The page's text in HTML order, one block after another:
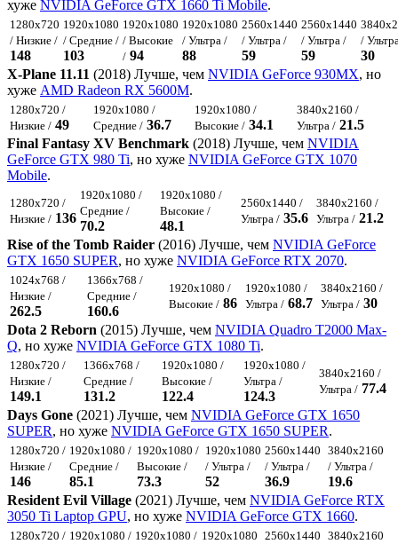
хуже NVIDIA GeForce GTX 1660 Ti Mobile.
1280x720
/ Низкие /
148
1920x1080
/ Средние /
103
1920x1080
/ Высокие
/ 94
1920x1080
/ Ультра /
88
2560x1440
/ Ультра /
59
2560x1440
/ Ультра /
59
/
30
X-Plane 11.11 (2018) Лучше, чем NVIDIA GeForce 930MX, но
хуже AMD Radeon RX 5600M.
1280x720 /
Низкие / 49
1920x1080 /
Средние / 36.7
1920x1080 /
Высокие / 34.1
3840x2160 /
Ультра / 21.5
Final Fantasy XV Benchmark (2018) Лучше, чем NVIDIA
GeForce GTX 980 Ti, но хуже NVIDIA GeForce GTX 1070
Mobile.
1280x720 /
Низкие / 136
1920x1080 /
Средние /
70.2
1920x1080 /
Высокие /
48.1
2560x1440 /
Ультра / 35.6
3840x2160 /
Ультра / 21.2
Rise of the Tomb Raider (2016) Лучше, чем NVIDIA GeForce
GTX 1650 SUPER, но хуже NVIDIA GeForce RTX 2070.
1024x768 /
Низкие /
262.5
1366x768 /
Средние /
160.6
1920x1080 /
Высокие / 86
1920x1080 /
Ультра / 68.7
3840x2160 /
Ультра / 30
Dota 2 Reborn (2015) Лучше, чем NVIDIA Quadro T2000 Max-
Q, но хуже NVIDIA GeForce GTX 1080 Ti.
1280x720 /
Низкие /
149.1
1366x768 /
Средние /
131.2
1920x1080 /
Высокие /
122.4
1920x1080 /
Ультра /
124.3
3840x2160 /
Ультра / 77.4
Days Gone (2021) Лучше, чем NVIDIA GeForce GTX 1650
SUPER, но хуже NVIDIA GeForce GTX 1650 SUPER.
1280x720 /
Низкие /
146
1920x1080 /
Средние /
85.1
1920x1080 /
Высокие /
73.3
1920x1080
/ Ультра /
52
2560x1440
/ Ультра /
36.9
3840x2160
/ Ультра /
19.6
Resident Evil Village (2021) Лучше, чем NVIDIA GeForce RTX
3050 Ti Laptop GPU, но хуже NVIDIA GeForce GTX 1660.
1280x720 / 1920x1080 / 1920x1080 / 1920x1080 2560x1440 3840x2160